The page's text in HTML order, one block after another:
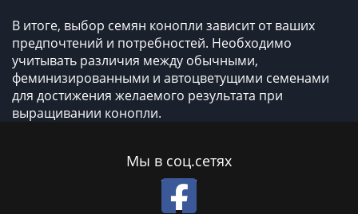
В итоге, выбор семян конопли зависит от ваших
предпочтений и потребностей. Необходимо
учитывать различия между обычными,
феминизированными и автоцветущими семенами
для достижения желаемого результата при
выращивании конопли.
Мы в соц.сетях